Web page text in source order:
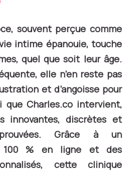
souvent perçue comme
intime épanouie, touche
quel que soit leur âge.
elle n’en reste pas
et d’angoisse pour
que Charles.co intervient,
innovantes, discrètes et
Grâce à un
100 % en ligne et des
cette clinique